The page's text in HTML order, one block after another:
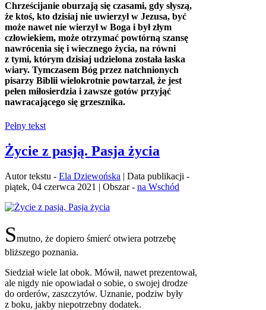
Chrześcijanie oburzają się czasami, gdy słyszą,
że ktoś, kto dzisiaj nie uwierzył w Jezusa, być
może nawet nie wierzył w Boga i był złym
człowiekiem, może otrzymać powtórną szansę
nawrócenia się i wiecznego życia, na równi
z tymi, którym dzisiaj udzielona została łaska
wiary. Tymczasem Bóg przez natchnionych
pisarzy Biblii wielokrotnie powtarzał, że jest
pełen miłosierdzia i zawsze gotów przyjąć
nawracającego się grzesznika.
Pełny tekst
Życie z pasją. Pasja życia
Autor tekstu - Ela Dziewońska | Data publikacji -
piątek, 04 czerwca 2021 | Obszar - na Wschód
Smutno, że dopiero śmierć otwiera potrzebę
bliższego poznania.
Siedział wiele lat obok. Mówił, nawet prezentował,
ale nigdy nie opowiadał o sobie, o swojej drodze
do orderów, zaszczytów. Uznanie, podziw były
z boku, jakby niepotrzebny dodatek.